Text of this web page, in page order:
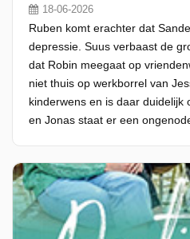
18-06-2026
Ruben komt erachter dat
depressie. Suus verbaast de
dat Robin meegaat op
niet thuis op werkborrel van
kinderwens en is daar duidelijk
en Jonas staat er een